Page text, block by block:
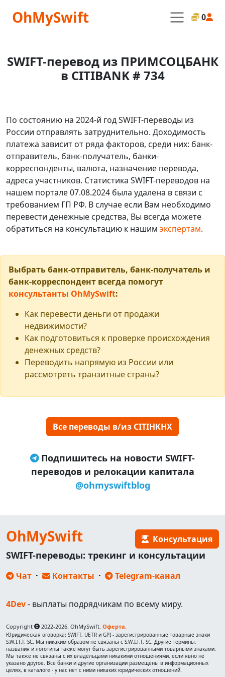
OhMySwift 0
SWIFT-перевод из ПРИМСОЦБАНК
в CITIBANK # 734
По состоянию на 2024-й год SWIFT-переводы из
России отправлять затруднительно. Доходимость
платежа зависит от ряда факторов, среди них: банк-
отправитель, банк-получатель, банки-
корреспонденты, валюта, назначение перевода,
адреса участников. Статистика SWIFT-переводов на
нашем портале 07.08.2024 была удалена в связи с
требованием ГП РФ. В случае если Вам необходимо
перевести денежные средства, Вы всегда можете
обратиться на консультацию к нашим экспертам.
Выбрать банк-отправитель, банк-получатель и
банк-корреспондент всегда помогут
консультанты OhMySwift:
Как перевести деньги от продажи
недвижимости?
Как подготовиться к проверке происхождения
денежных средств?
Переводить напрямую из России или
рассмотреть транзитные страны?
Все переводы в/из CITIHKHX
Подпишитесь на новости SWIFT-
переводов и релокации капитала
@ohmyswiftblog
OhMySwift Консультация
SWIFT-переводы: трекинг и консультации
Чат · Контакты · Telegram-канал
4Dev- выплаты подрядчикам по всему миру.
Copyright 2022-2026. OhMySwift. Оферта.
Юридическая оговорка: SWIFT, UETR и GPI - зарегистрированные товарные знаки
S.W.I.F.T. SC. Мы никаким образом не связаны с S.W.I.F.T. SC. Другие термины,
названия и логотипы также могут быть зарегистрированными товарными знаками.
Мы также не связаны с их владельцами никакими отношениями, если явно не
указано другое. Все банки и другие организации размещены в информационных
целях, в каталоге - у нас нет с ними никаких юридических отношений.